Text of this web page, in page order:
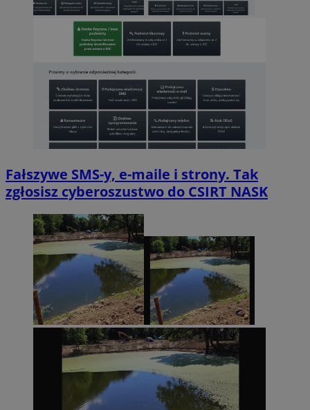
Fałszywe SMS-y, e-maile i strony. Tak
zgłosisz cyberoszustwo do CSIRT NASK